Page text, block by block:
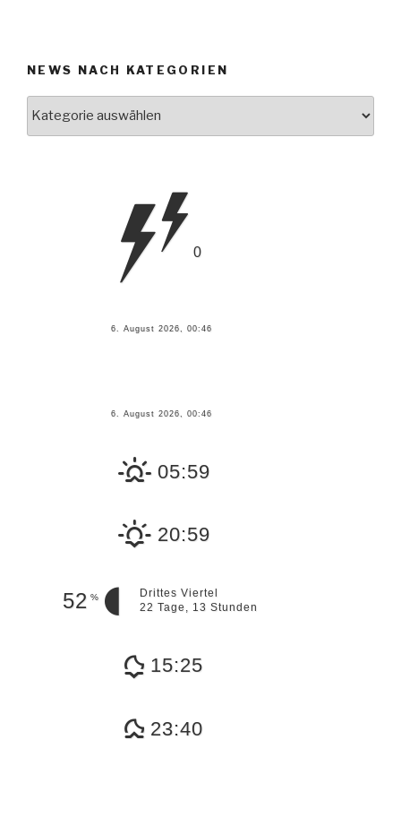
NEWS NACH KATEGORIEN
0
6. August 2026, 00:46
6. August 2026, 00:46
05:59
20:59
52 %
Drittes Viertel
22 Tage, 13 Stunden
15:25
23:40